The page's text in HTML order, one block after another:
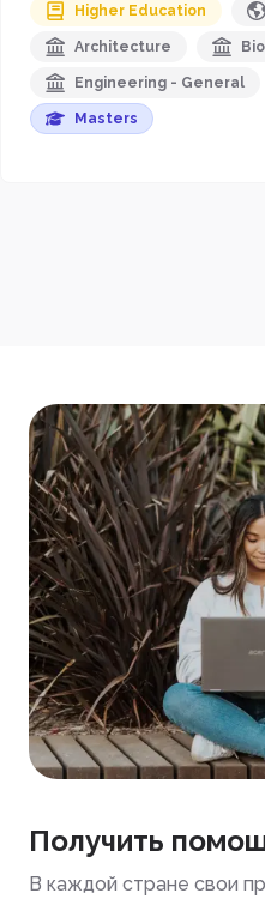
Higher Education
Architecture
Engineering - General
Masters
Получить
В каждой стране свои